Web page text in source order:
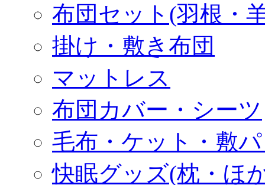
布団セット(羽根・
掛け・敷き布団
マットレス
布団カバー・シーツ
毛布・ケット・敷
快眠グッズ(枕・ほ